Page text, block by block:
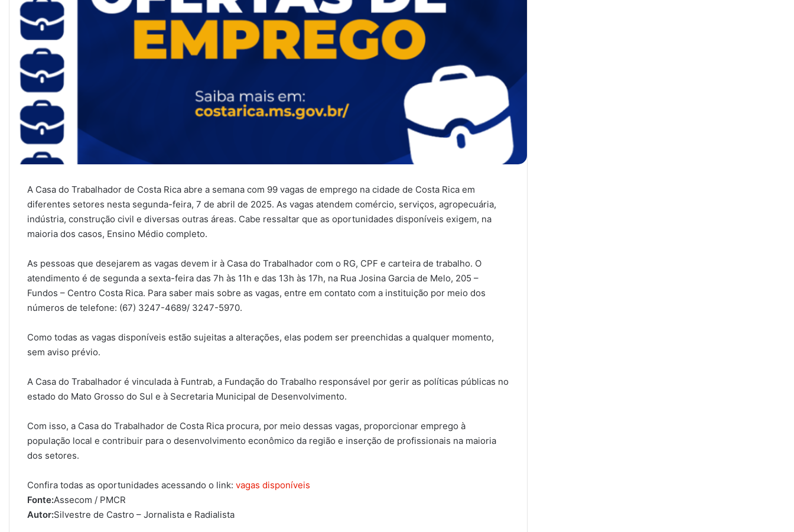
A Casa do Trabalhador de Costa Rica abre a semana com 99 vagas de emprego na cidade de Costa Rica em
diferentes setores nesta segunda-feira, 7 de abril de 2025. As vagas atendem comércio, serviços, agropecuária,
indústria, construção civil e diversas outras áreas. Cabe ressaltar que as oportunidades disponíveis exigem, na
maioria dos casos, Ensino Médio completo.
As pessoas que desejarem as vagas devem ir à Casa do Trabalhador com o RG, CPF e carteira de trabalho. O
atendimento é de segunda a sexta-feira das 7h às 11h e das 13h às 17h, na Rua Josina Garcia de Melo, 205 –
Fundos – Centro Costa Rica. Para saber mais sobre as vagas, entre em contato com a instituição por meio dos
números de telefone: (67) 3247-4689/ 3247-5970.
Como todas as vagas disponíveis estão sujeitas a alterações, elas podem ser preenchidas a qualquer momento,
sem aviso prévio.
A Casa do Trabalhador é vinculada à Funtrab, a Fundação do Trabalho responsável por gerir as políticas públicas no
estado do Mato Grosso do Sul e à Secretaria Municipal de Desenvolvimento.
Com isso, a Casa do Trabalhador de Costa Rica procura, por meio dessas vagas, proporcionar emprego à
população local e contribuir para o desenvolvimento econômico da região e inserção de profissionais na maioria
dos setores.
Confira todas as oportunidades acessando o link: vagas disponíveis
Fonte:Assecom / PMCR
Autor:Silvestre de Castro – Jornalista e Radialista